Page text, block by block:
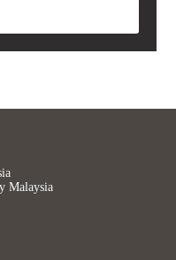
Malaysia